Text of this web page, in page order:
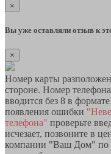
×
Вы уже оставляли отзыв к
×
Номер карты
стороне. Номер
вводится без 8 в
появления ошибки
телефона" проверьте
исчезает, позвоните в
компании "Ваш Дом" по